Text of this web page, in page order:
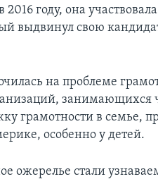
году, она
выдвинул свою
на проблеме
грамотности в семье,
особенно у детей.
ожерелье стали